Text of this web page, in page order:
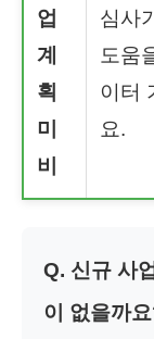
업
계
획
미
비
심사
도움
이터
요.
Q. 신규 사
이 없을까